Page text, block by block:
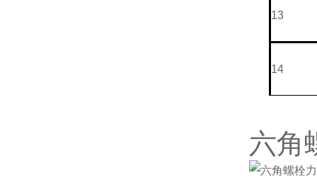
13
14
六角